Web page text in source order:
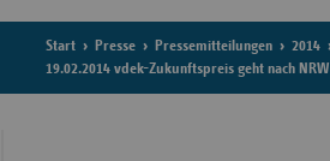
Start Presse Pressemitteilungen
2014
19.02.2014 vdek-Zukunftspreis geht nach NRW